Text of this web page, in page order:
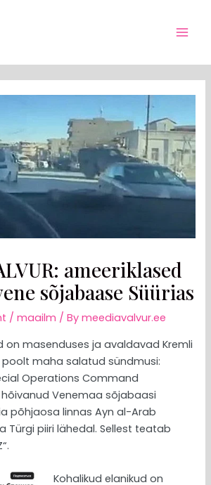
ameeriklased
sõjabaase Süürias
/maailm / Bymeediavalvur.ee
on masenduses ja avaldavad Kremli
maha salatud sündmusi:
Operations Command
Venemaa sõjabaasi
põhjaosa linnas Ayn al-Arab
Türgi piiri lähedal. Sellest teatab
Kohalikud elanikud on